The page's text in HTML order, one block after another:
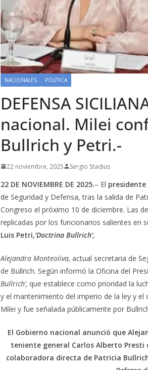
NACIONALES POLÍTICA
DEFENSA
nacional. Milei
Bullrich y Petri.-
22 noviembre, 2025 Sergio Stadius
22 DE NOVIEMBRE DE 2025.– El presidente
de Seguridad y Defensa, tras la salida de
Congreso el próximo 10 de diciembre. Las
replicadas por los funcionarios salientes en
Luis Petri,‘Doctrina Bullrich’,
Alejandra Monteoliva, actual secretaria de
de Bullrich. Según informó la Oficina del
Bullrich’, que establece como prioridad la
y el mantenimiento del imperio de la ley y
Milei y fue señalada públicamente por
El Gobierno nacional anunció que
teniente general Carlos Alberto
colaboradora directa de Patricia